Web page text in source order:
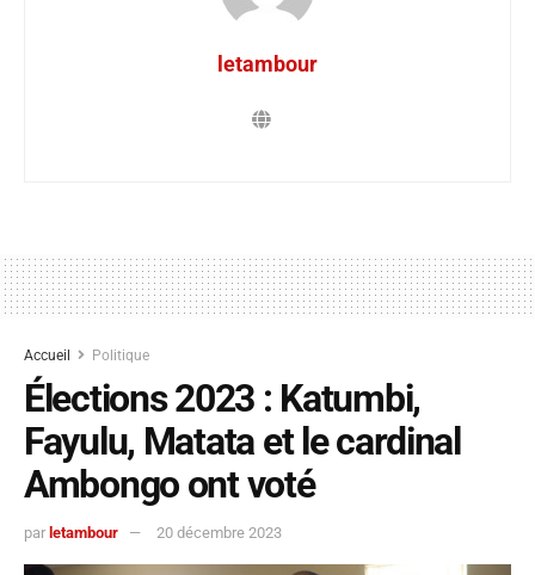
letambour
Accueil Politique
Élections 2023 : Katumbi,
Fayulu, Matata et le cardinal
Ambongo ont voté
par letambour 20 décembre 2023